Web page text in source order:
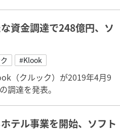
資金調達で248億円、ソ
#Klook
（クルック）が2019年4月9
調達を発表。
テル事業を開始、ソフト